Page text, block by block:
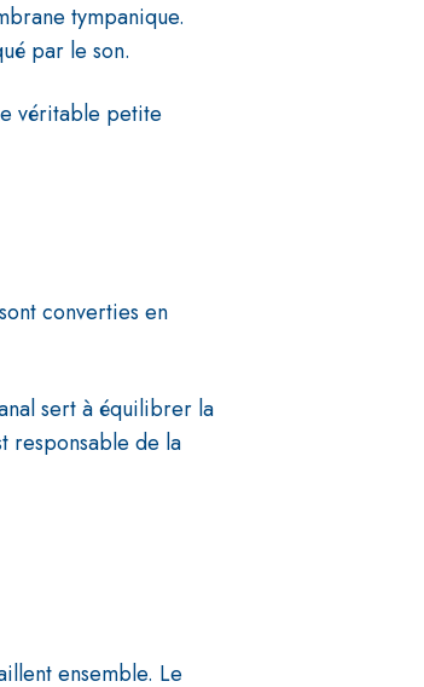
tympanique.
par le son.
véritable petite
converties en
sert à équilibrer la
responsable de la
ensemble. Le